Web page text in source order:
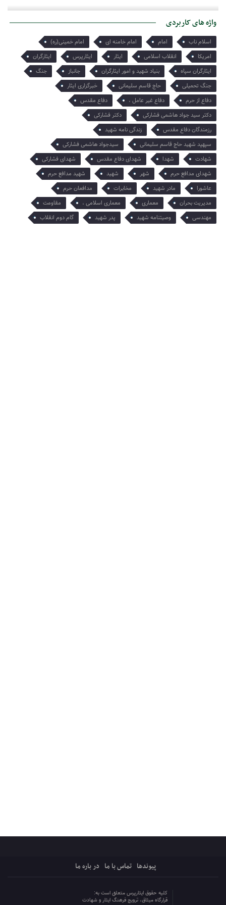
میبینی و از دلتنگی هایش آگاهی…
واژه های کاربردی
اسلام ناب امام امام خامنه ای
امام خمینی(ره)
امریکا
انقلاب اسلامی ایثار ایثارپرس
ایثارگران
ایثارگران سپاه
بنیاد شهید و امور ایثارگران جانباز
جنگ
جنگ تحمیلی
حاج قاسم سلیمانی
خبرگزاری ایثار
دفاع از حرم
دفاع غیر عامل ،
دفاع مقدس
دکتر سید جواد هاشمی فشارکی
دکتر فشارکی
رزمندگان دفاع مقدس
زندگی نامه شهید
سپهپد شهید حاج قاسم سلیمانی
سیدجواد هاشمی فشارکی
شهادت
شهدا شهدای دفاع مقدس
شهدای فشارکی
شهدای مدافع حرم
شهر شهید
شهید مدافع حرم
عاشورا
مادر شهید مخابرات
مدافعان حرم
مدیریت بحران
معماری معماری اسلامی ،
مقاومت
مهندسی
وصیتنامه شهید پدر شهید گام دوم انقلاب
پیوندها تماس با ما در باره ما
کلیه حقوق ایثارپرس متعلق است به:
قرارگاه میثاق، ترویج فرهنگ ایثار و شهادت